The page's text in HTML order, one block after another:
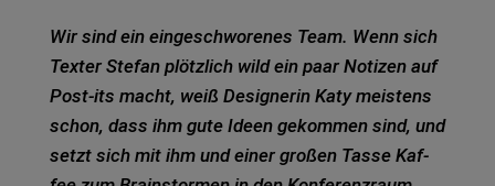
Wir sind ein ein­ge­schwo­re­nes Team. Wenn sich
Tex­ter Ste­fan plötz­lich wild ein paar Noti­zen auf
Post-its macht, weiß Desi­gne­rin Katy meis­tens
schon, dass ihm gute Ideen gekom­men sind, und
setzt sich mit ihm und einer gro­ßen Tasse Kaf­